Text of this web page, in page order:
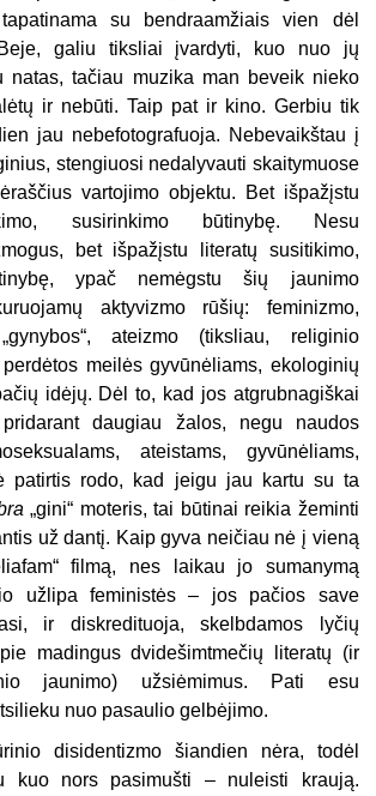
su bendraamžiais vien dėl
galiu tiksliai įvardyti, kuo nuo jų
natas, tačiau muzika man beveik nieko
ir nebūti. Taip pat ir kino. Gerbiu tik
jau nebefotografuoja. Nebevaikštau į
stengiuosi nedalyvauti skaitymuose
vartojimo objektu. Bet išpažįstu
susirinkimo būtinybę. Nesu
bet išpažįstu literatų susitikimo,
ypač nemėgstu šių jaunimo
aktyvizmo rūšių: feminizmo,
ateizmo (tiksliau, religinio
meilės gyvūnėliams, ekologinių
idėjų. Dėl to, kad jos atgrubnagiškai
pridarant daugiau žalos, negu naudos
ateistams, gyvūnėliams,
patirtis rodo, kad jeigu jau kartu su ta
„gini“ moteris, tai būtinai reikia žeminti
už dantį. Kaip gyva neičiau nė į vieną
filmą, nes laikau jo sumanymą
užlipa feministės – jos pačios save
ir diskredituoja, skelbdamos lyčių
madingus dvidešimtmečių literatų (ir
jaunimo) užsiėmimus. Pati esu
nuo pasaulio gelbėjimo.
disidentizmo šiandien nėra, todėl
kuo nors pasimušti – nuleisti kraują.